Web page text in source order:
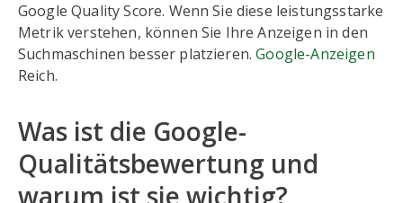
Google Quality Score. Wenn Sie diese leistungsstarke
Metrik verstehen, können Sie Ihre Anzeigen in den
Suchmaschinen besser platzieren.Google-Anzeigen
Reich.
Was ist die Google-
Qualitätsbewertung und
warum ist sie wichtig?